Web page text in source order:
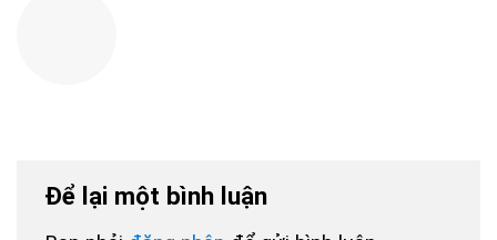
Để lại một bình luận